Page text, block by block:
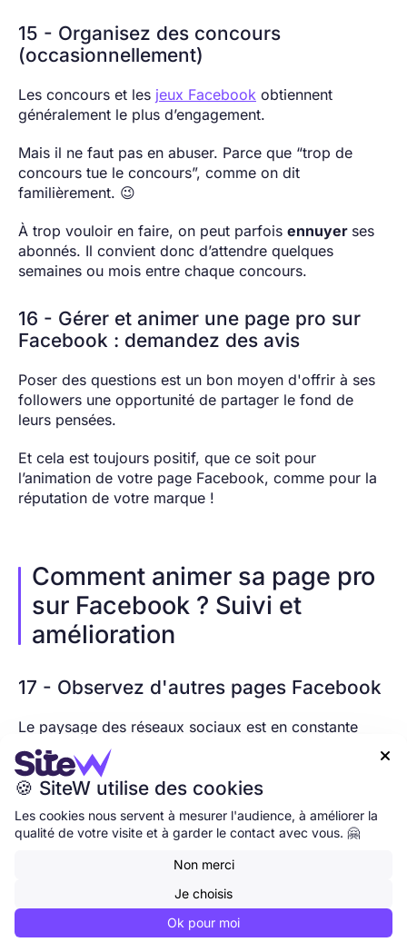
15 - Organisez des concours
(occasionnellement)
Les concours et les jeux Facebook obtiennent
généralement le plus d’engagement.
Mais il ne faut pas en abuser. Parce que “trop de
concours tue le concours”, comme on dit
familièrement. 😉
À trop vouloir en faire, on peut parfois ennuyer ses
abonnés. Il convient donc d’attendre quelques
semaines ou mois entre chaque concours.
16 - Gérer et animer une page pro sur
Facebook : demandez des avis
Poser des questions est un bon moyen d'offrir à ses
followers une opportunité de partager le fond de
leurs pensées.
Et cela est toujours positif, que ce soit pour
l’animation de votre page Facebook, comme pour la
réputation de votre marque !
Comment animer sa page pro
sur Facebook ? Suivi et
amélioration
17 - Observez d'autres pages Facebook
Le paysage des réseaux sociaux est en constante
évolution
. Ce qui fonctionne aujourd'hui ne
fonctionnera peut-être pas demain.
professionnelles, et de voir ce qui a fonctionné pour
elles.
fonctionnalité à cet effet.
Cette dernière vous permet de comparer, d'un coup

🍪 SiteW utilise des cookies
Les cookies nous servent à mesurer l'audience, à améliorer la
qualité de votre visite et à garder le contact avec vous. 🤗
Non merci
Je choisis
Ok pour moi